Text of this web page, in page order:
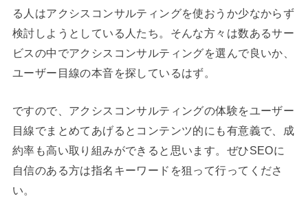
る人はアクシスコンサルティングを使おうか少なからず
検討しようとしている人たち。そんな方々は数あるサー
ビスの中でアクシスコンサルティングを選んで良いか、
ユーザー目線の本音を探しているはず。
ですので、アクシスコンサルティングの体験をユーザー
目線でまとめてあげるとコンテンツ的にも有意義で、成
約率も高い取り組みができると思います。ぜひSEOに
自信のある方は指名キーワードを狙って行ってくださ
い。